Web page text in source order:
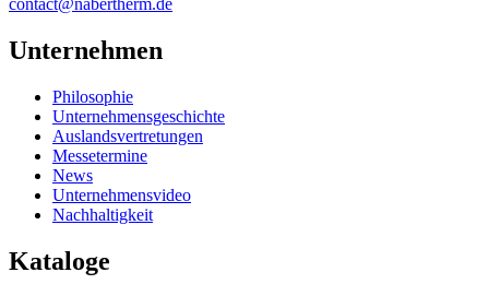
contact@nabertherm.de
Unternehmen
Philosophie
Unternehmensgeschichte
Auslandsvertretungen
Messetermine
News
Unternehmensvideo
Nachhaltigkeit
Kataloge